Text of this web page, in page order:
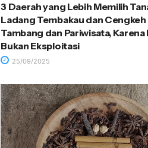
3 Daerah yang Lebih Memilih
Ladang Tembakau dan
Tambang dan Pariwisata,
Bukan Eksploitasi
25/09/2025